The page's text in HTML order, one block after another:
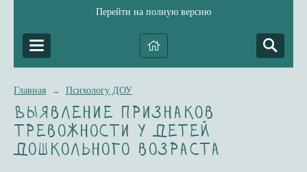
Перейти на полную версию
Главная → Психологу ДОУ
Выявление признаков
тревожности у детей
дошкольного возраста